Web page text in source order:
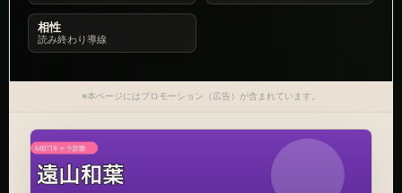
相性
読み終わり導線
※本ページにはプロモーション（広告）が含まれています。